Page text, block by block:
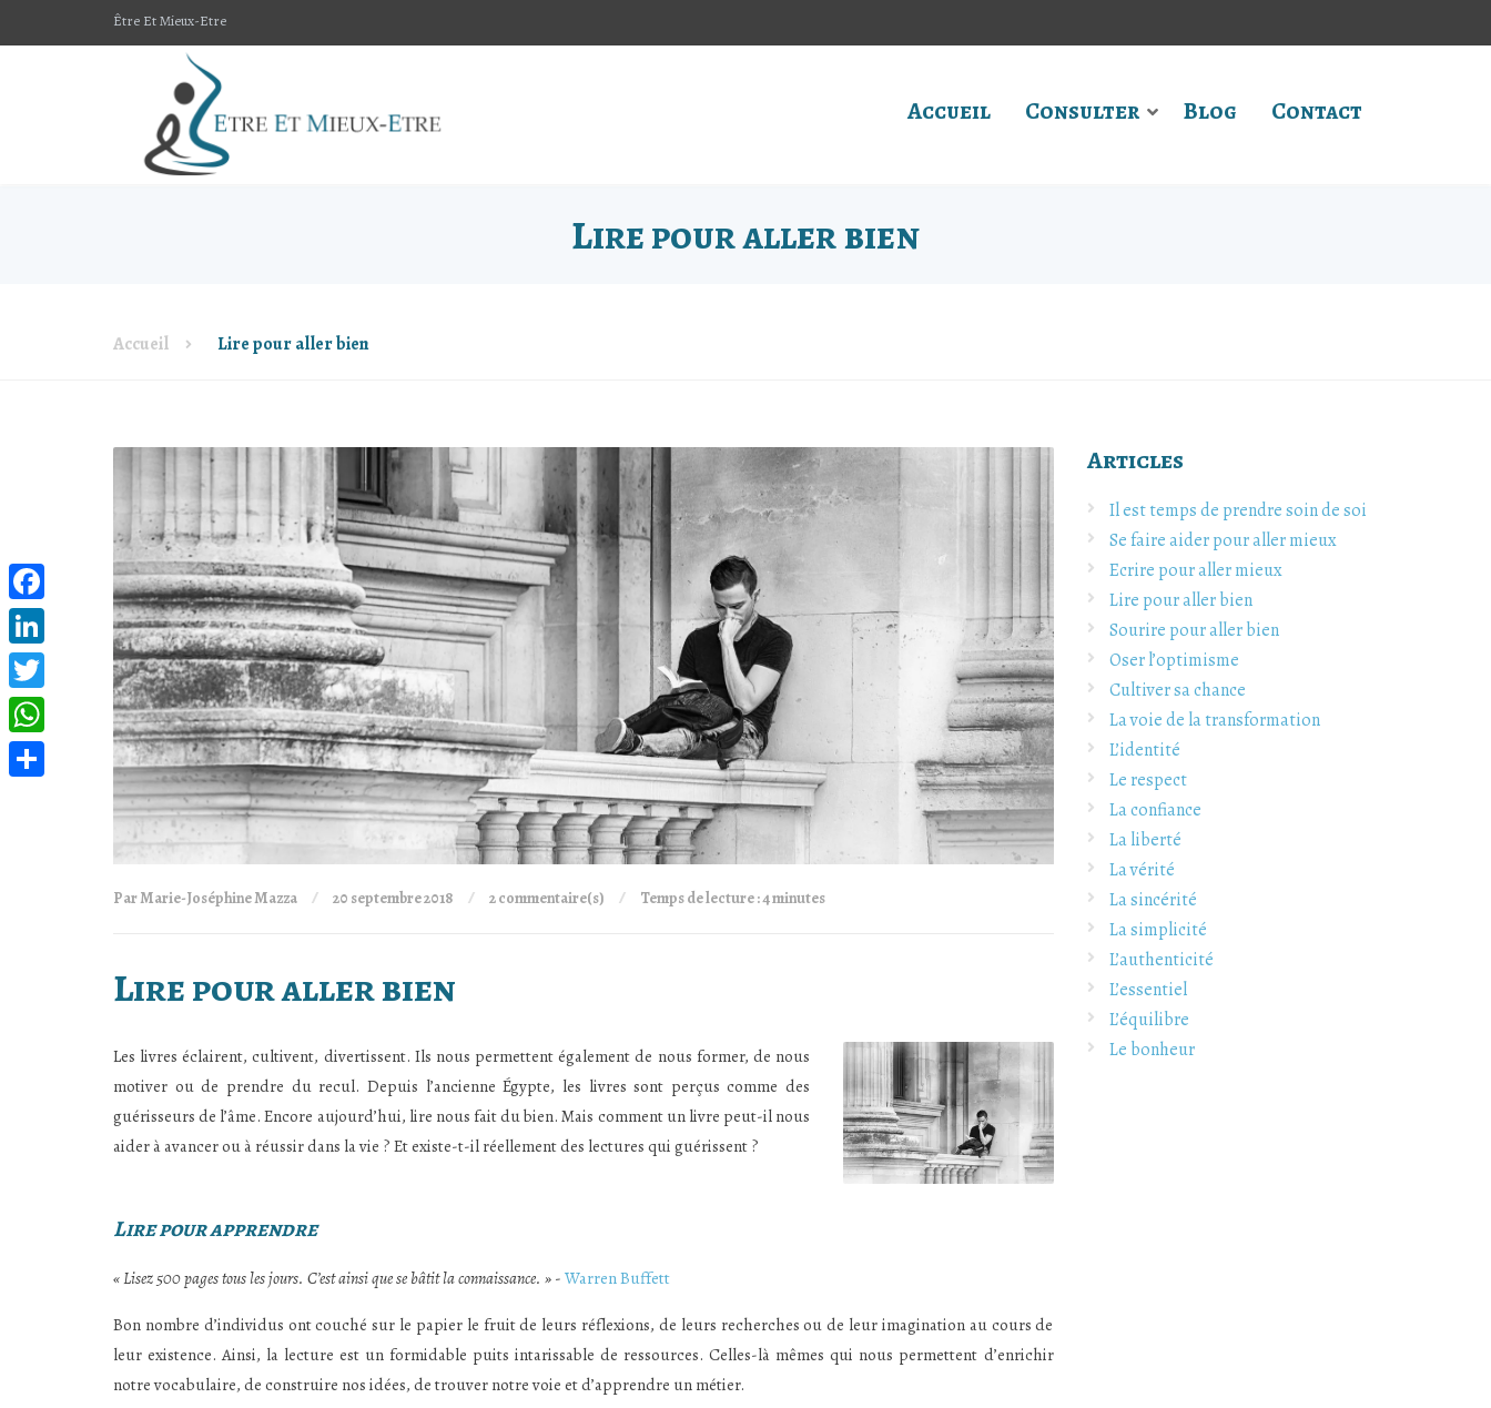
Être Et Mieux-Etre
Accueil Consulter Blog Contact
Lire pour aller bien
Accueil Lire pour aller bien
Par Marie-Joséphine Mazza 20 septembre 2018 2 commentaire(s) Temps de lecture : 4 minutes
Lire pour aller bien
Les livres éclairent, cultivent, divertissent. Ils nous permettent également de nous former, de nous
motiver ou de prendre du recul. Depuis l’ancienne Égypte, les livres sont perçus comme des
guérisseurs de l’âme. Encore aujourd’hui, lire nous fait du bien. Mais comment un livre peut-il nous
aider à avancer ou à réussir dans la vie ? Et existe-t-il réellement des lectures qui guérissent ?
Lire pour apprendre
« Lisez 500 pages tous les jours. C’est ainsi que se bâtit la connaissance. » - Warren Buffett
Bon nombre d’individus ont couché sur le papier le fruit de leurs réflexions, de leurs recherches ou de leur imagination au cours de
leur existence. Ainsi, la lecture est un formidable puits intarissable de ressources. Celles-là mêmes qui nous permettent d’enrichir
notre vocabulaire, de construire nos idées, de trouver notre voie et d’apprendre un métier.
Articles
Il est temps de prendre soin de soi
Se faire aider pour aller mieux
Ecrire pour aller mieux
Lire pour aller bien
Sourire pour aller bien
Oser l’optimisme
Cultiver sa chance
La voie de la transformation
L’identité
Le respect
La confiance
La liberté
La vérité
La sincérité
La simplicité
L’authenticité
L’essentiel
L’équilibre
Le bonheur
Facebook
LinkedIn
Twitter
WhatsApp